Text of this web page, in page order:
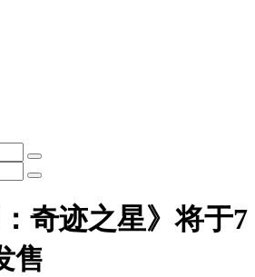
：奇迹之星》将于7
售